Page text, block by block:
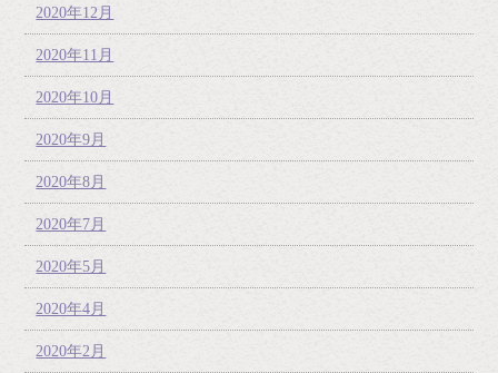
2020年12月
2020年11月
2020年10月
2020年9月
2020年8月
2020年7月
2020年5月
2020年4月
2020年2月